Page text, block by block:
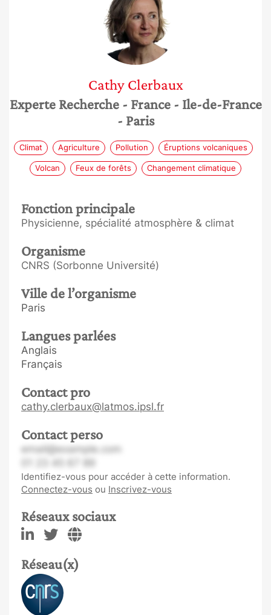
Cathy Clerbaux
Experte Recherche - France - Ile-de-France
- Paris
Climat Agriculture Pollution Éruptions volcaniques
Volcan Feux de forêts Changement climatique
Fonction principale
Physicienne, spécialité atmosphère & climat
Organisme
CNRS (Sorbonne Université)
Ville de l’organisme
Paris
Langues parlées
Anglais
Français
Contact pro
cathy.clerbaux@latmos.ipsl.fr
Contact perso
email@example.com
Identifiez-vous pour accéder à cette information.
Connectez-vous ou Inscrivez-vous
Réseaux sociaux
Réseau(x)